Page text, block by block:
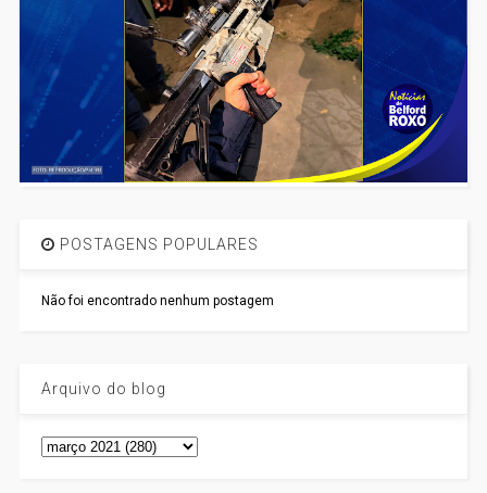
POSTAGENS POPULARES
Não foi encontrado nenhum postagem
Arquivo do blog